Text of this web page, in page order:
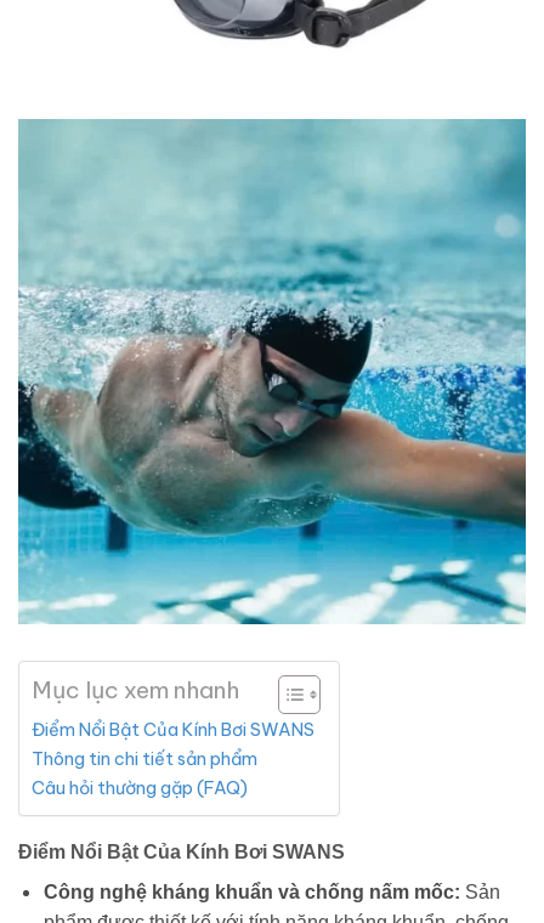
Mục lục xem nhanh
Điểm Nổi Bật Của Kính Bơi SWANS
Thông tin chi tiết sản phẩm
Câu hỏi thường gặp (FAQ)
Điểm Nổi Bật Của Kính Bơi SWANS
Công nghệ kháng khuẩn và chống nấm mốc: Sản